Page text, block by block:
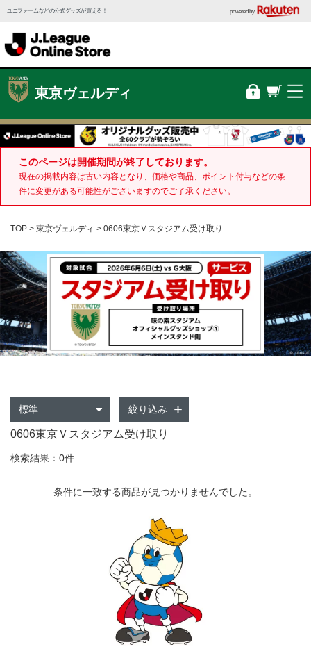
ユニフォームなどの公式グッズが買える！ powered by
東京ヴェルディ
このページは開催期間が終了しております。
現在の掲載内容は古い内容となり、価格や商品、ポイント付与などの条
件に変更がある可能性がございますのでご了承ください。
TOP 東京ヴェルディ 0606東京Ｖスタジアム受け取り
絞り込み
0606東京Ｖスタジアム受け取り
検索結果：0件
条件に一致する商品が見つかりませんでした。